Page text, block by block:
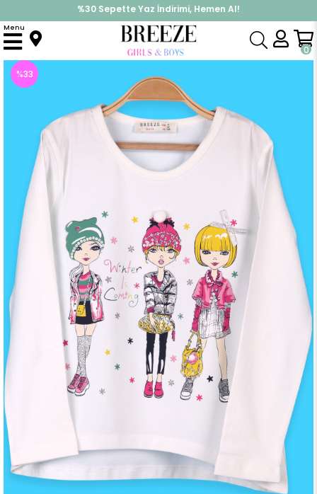
%30 Sepette Yaz İndirimi, Hemen Al!
İndirimlere ek %10 İndirimi Kap, Hemen Üye Ol!
0
Menu
Anasayfa Üst Giyim Uzun Kollu Tişört Kız Çocuk Uzun Kollu Tişört Kız Baskılı Ekru (4 Yaş)
%33